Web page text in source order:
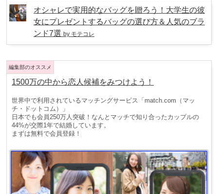
オシャレで実用的なバッグを贈ろう！大学生の彼
女にプレゼントするバッグの選び方＆人気のブラ
ンド7選 by モテコレ
1500万の中から恋人候補をみつけよう！
世界中で利用されているマッチングサービス「match.com（マッ
チ・ドットコム）」
日本でも会員250万人突破！なんとマッチで知り合ったカップルの
44%が交際1年で結婚しています。
まずは無料で会員登録！